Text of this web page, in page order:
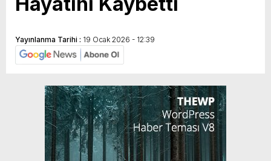
Yayınlanma Tarihi : 19 Ocak 2026 - 12:39